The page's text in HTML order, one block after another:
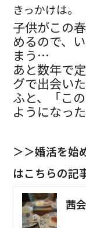
きっかけは。
子供がこの
めるので、
まう…
あと数年で
グで出会い
ふと、「こ
ようになっ
＞＞婚活を始
はこちらの記